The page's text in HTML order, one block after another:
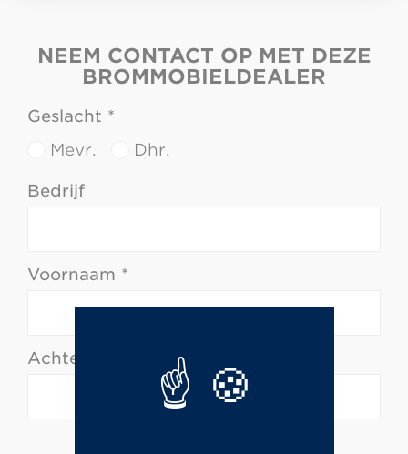
NEEM CONTACT OP MET DEZE
BROMMOBIELDEALER
Geslacht *
Mevr.
Dhr.
Bedrijf
Voornaam *
Achternaam *